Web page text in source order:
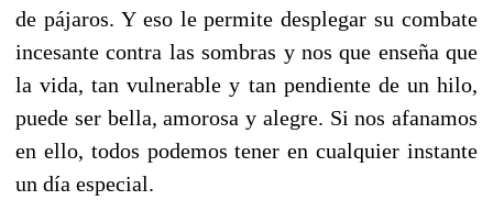
de pájaros. Y eso le permite desplegar su combate
incesante contra las sombras y nos que enseña que
la vida, tan vulnerable y tan pendiente de un hilo,
puede ser bella, amorosa y alegre. Si nos afanamos
en ello, todos podemos tener en cualquier instante
un día especial.